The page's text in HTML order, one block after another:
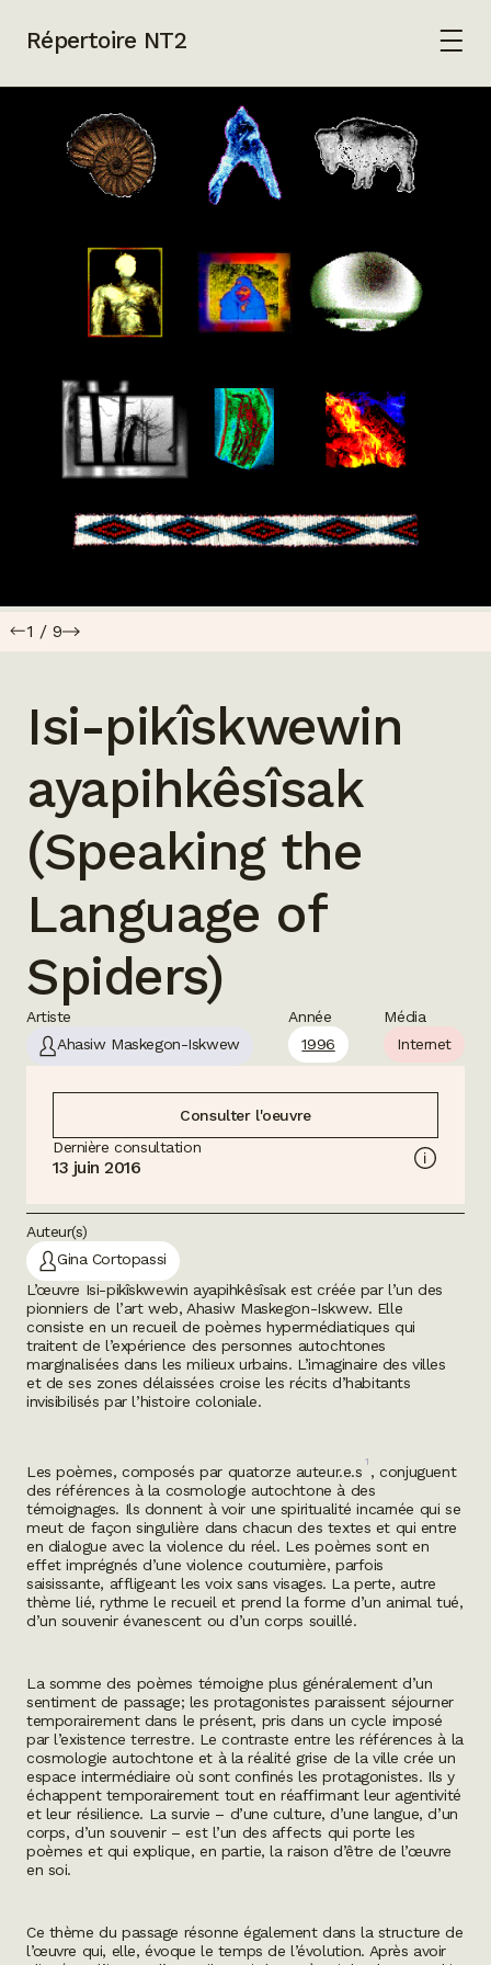
Répertoire NT2
1 / 9
Isi-pikîskwewin
ayapihkêsîsak
(Speaking the
Language of
Spiders)
Artiste
Ahasiw Maskegon-Iskwew
Année
1996
Média
Internet
Consulter l'oeuvre
Dernière consultation
13 juin 2016
Auteur(s)
Gina Cortopassi
L’œuvre Isi-pikîskwewin ayapihkêsîsakest créée par l’un des
pionniers de l’art web, Ahasiw Maskegon-Iskwew. Elle
consiste en un recueil de poèmes hypermédiatiques qui
traitent de l’expérience des personnes autochtones
marginalisées dans les milieux urbains. L’imaginaire des villes
et de ses zones délaissées croise les récits d’habitants
invisibilisés par l’histoire coloniale.
Les poèmes, composés par quatorze auteur.e.s
1
, conjuguent
des références à la cosmologie autochtone à des
témoignages. Ils donnent à voir une spiritualité incarnée qui se
meut de façon singulière dans chacun des textes et qui entre
en dialogue avec la violence du réel. Les poèmes sont en
effet imprégnés d’une violence coutumière, parfois
saisissante, affligeant les voix sans visages. La perte, autre
thème lié, rythme le recueil et prend la forme d’un animal tué,
d’un souvenir évanescent ou d’un corps souillé.
La somme des poèmes témoigne plus généralement d’un
sentiment de passage; les protagonistes paraissent séjourner
temporairement dans le présent, pris dans un cycle imposé
par l’existence terrestre. Le contraste entre les références à la
cosmologie autochtone et à la réalité grise de la ville crée un
espace intermédiaire où sont confinés les protagonistes. Ils y
échappent temporairement tout en réaffirmant leur agentivité
et leur résilience. La survie – d’une culture, d’une langue, d’un
corps, d’un souvenir – est l’un des affects qui porte les
poèmes et qui explique, en partie, laraison d’être de l’œuvre
en soi.
Ce thème du passage résonne également dans la structure de
l’œuvre qui, elle, évoque le temps de l’évolution. Après avoir